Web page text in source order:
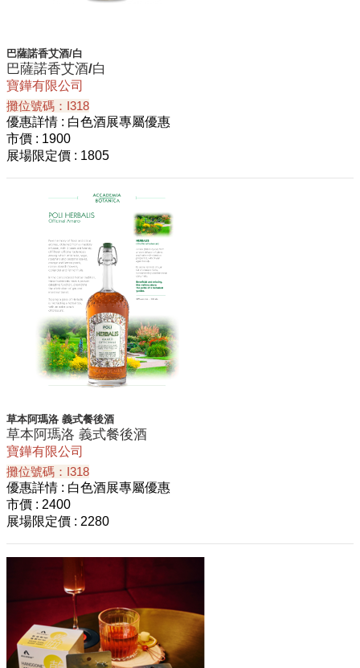
巴薩諾香艾酒/白
巴薩諾香艾酒/白
寶鏵有限公司
攤位號碼：I318
優惠詳情 : 白色酒展專屬優惠
市價 : 1900
展場限定價 : 1805
草本阿瑪洛 義式餐後酒
草本阿瑪洛 義式餐後酒
寶鏵有限公司
攤位號碼：I318
優惠詳情 : 白色酒展專屬優惠
市價 : 2400
展場限定價 : 2280